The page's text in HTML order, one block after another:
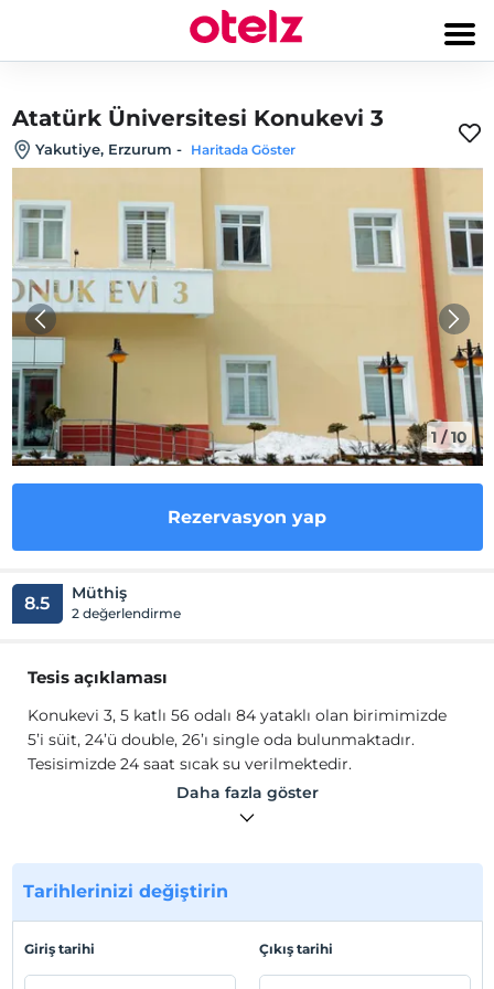
Atatürk Üniversitesi Konukevi 3
Yakutiye, Erzurum - Haritada Göster
1 /10
Rezervasyon yap
8.5 Müthiş
2 değerlendirme
Tesis açıklaması
Konukevi 3, 5 katlı 56 odalı 84 yataklı olan birimimizde
5’i süit, 24’ü double, 26’ı single oda bulunmaktadır.
Tesisimizde 24 saat sıcak su verilmektedir.
Misafirhanemizin tüm odalarında Kablo TV yayını, dahili
ve harici telefon, minibar, çalışma masası, dinlenmek için
bulunmaktadır. Tesisimiz aynı anda 83 araç kapasiteli bir
kapalı otoparkımız, 45 kişilik kahvaltı salonumuz ile
Konukevi 3, 5 katlı 56 odalı 84 yataklı olan birimimizde
5’i süit, 24’ü double, 26’ı single oda bulunmaktadır.
Daha fazla göster
Tarihlerinizi değiştirin
Giriş tarihi Çıkış tarihi